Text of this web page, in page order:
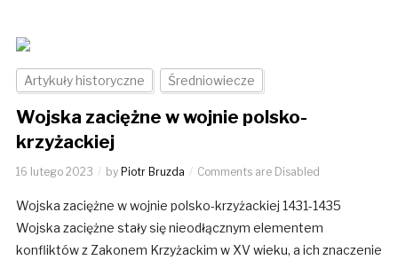
Artykuły historyczne Średniowiecze
Wojska zaciężne w wojnie polsko-
krzyżackiej
16 lutego 2023 by Piotr Bruzda Comments are Disabled
Wojska zaciężne w wojnie polsko-krzyżackiej 1431-1435
Wojska zaciężne stały się nieodłącznym elementem
konfliktów z Zakonem Krzyżackim w XV wieku, a ich znaczenie